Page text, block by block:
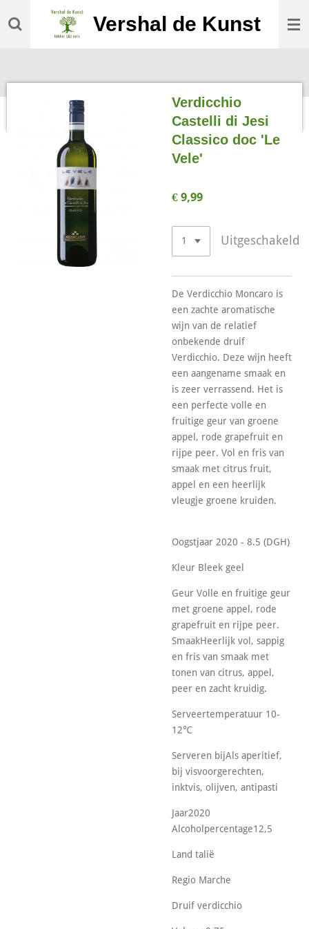
direct
Vershal de Kunst
Verdicchio
Castelli di Jesi
Classico doc 'Le
Vele'
€ 9,99
Uitgeschakeld
De Verdicchio Moncaro is
een zachte aromatische
wijn van de relatief
onbekende druif
Verdicchio. Deze wijn heeft
een aangename smaak en
is zeer verrassend. Het is
een perfecte volle en
fruitige geur van groene
appel, rode grapefruit en
rijpe peer. Vol en fris van
smaak met citrus fruit,
appel en een heerlijk
vleugje groene kruiden.
Oogstjaar 2020 - 8.5 (DGH)
Kleur Bleek geel
Geur Volle en fruitige geur
met groene appel, rode
grapefruit en rijpe peer.
SmaakHeerlijk vol, sappig
en fris van smaak met
tonen van citrus, appel,
peer en zacht kruidig.
Serveertemperatuur 10-
12℃
Serveren bijAls aperitief,
bij visvoorgerechten,
inktvis, olijven, antipasti
Jaar2020
Alcoholpercentage12,5
Land talië
Regio Marche
Druif verdicchio